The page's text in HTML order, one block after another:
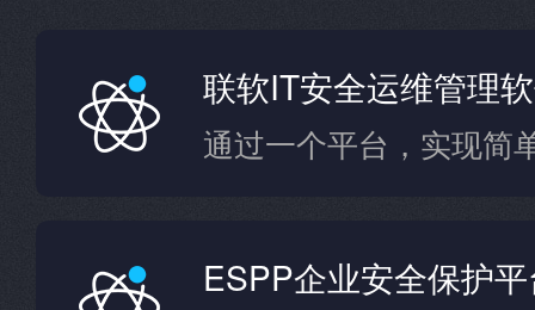
联软IT安全运维管理
通过一个平台，实现简
ESPP企业安全保护